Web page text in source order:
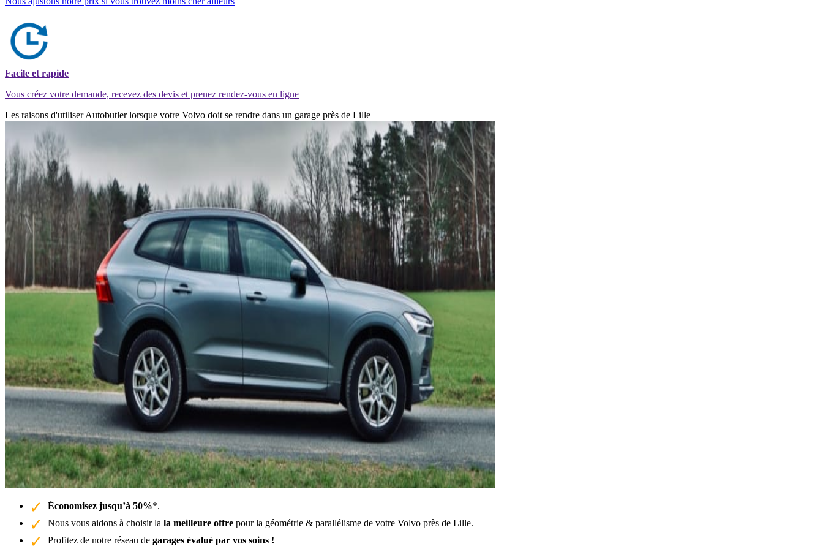
Facile et rapide
Vous créez votre demande, recevez des devis et prenez rendez-vous en ligne
Les raisons d'utiliser Autobutler lorsque votre Volvo doit se rendre dans un garage près de Lille
Économisez jusqu’à 50%*.
Nous vous aidons à choisir la la meilleure offre pour la géométrie & parallélisme de votre Volvo près de Lille.
Profitez de notre réseau de garages évalué par vos soins !